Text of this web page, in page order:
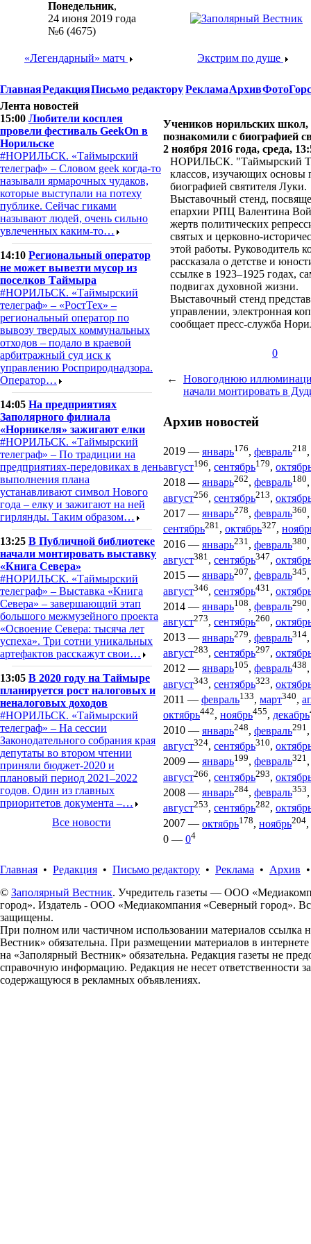
Понедельник,
24 июня 2019 года
№6 (4675)
«Легендарный» матч Экстрим по душе
ГлавнаяРедакцияПисьмо редакторуРекламаАрхивФото
Лента новостей
15:00 Любители косплея
провели фестиваль GeekOn в
Норильске
#НОРИЛЬСК. «Таймырский
телеграф» – Словом geek когда-то
называли ярмарочных чудаков,
которые выступали на потеху
публике. Сейчас гиками
называют людей, очень сильно
увлеченных каким-то…
14:10 Региональный оператор
не может вывезти мусор из
поселков Таймыра
#НОРИЛЬСК. «Таймырский
телеграф» – «РостТех» –
региональный оператор по
вывозу твердых коммунальных
отходов – подало в краевой
арбитражный суд иск к
управлению Росприроднадзора.
Оператор…
14:05 На предприятиях
Заполярного филиала
«Норникеля» зажигают елки
#НОРИЛЬСК. «Таймырский
телеграф» – По традиции на
предприятиях-передовиках в день
выполнения плана
устанавливают символ Нового
года – елку и зажигают на ней
гирлянды. Таким образом…
13:25 В Публичной библиотеке
начали монтировать выставку
«Книга Севера»
#НОРИЛЬСК. «Таймырский
телеграф» – Выставка «Книга
Севера» – завершающий этап
большого межмузейного проекта
«Освоение Севера: тысяча лет
успеха». Три сотни уникальных
артефактов расскажут свои…
13:05 В 2020 году на Таймыре
планируется рост налоговых и
неналоговых доходов
#НОРИЛЬСК. «Таймырский
телеграф» – На сессии
Законодательного собрания края
депутаты во втором чтении
приняли бюджет-2020 и
плановый период 2021–2022
годов. Один из главных
приоритетов документа –…
Все новости
Учеников норильских
познакомили с биографией
2 ноября 2016 года, среда,
НОРИЛЬСК. "Таймырский
классов, изучающих основы
биографией святителя Луки.
Выставочный стенд,
епархии РПЦ Валентина
жертв политических
святых и церковно-
этой работы. Руководитель
рассказала о детстве и
ссылке в 1923–1925 годах,
подвигах духовной жизни.
Выставочный стенд
управлении, электронная
сообщает пресс-служба
0
←
Новогоднюю
начали монтировать в
Архив новостей
2019 — январь176, февраль218
август196, сентябрь179,
2018 — январь262, февраль180
август256, сентябрь213,
2017 — январь278, февраль360
сентябрь281, октябрь327,
2016 — январь231 , февраль380
август381 , сентябрь347,
2015 — январь207, февраль345
август346, сентябрь431 ,
2014 — январь108, февраль290
август273, сентябрь260,
2013 — январь279, февраль314
август283, сентябрь297,
2012 — январь105, февраль438
август343, сентябрь323,
2011 — февраль133, март340,
октябрь442, ноябрь455, декабрь
2010 — январь248, февраль291
август324, сентябрь310,
2009 — январь199, февраль321
август266, сентябрь293,
2008 — январь284, февраль353
август253, сентябрь282,
2007 — октябрь178, ноябрь204,
0 — 04
Главная • Редакция • Письмо редактору • Реклама • Архив
© Заполярный Вестник. Учредитель газеты — ООО
город». Издатель - ООО «Медиакомпания «Северный город».
защищены.
При полном или частичном использовании материалов ссылка
Вестник» обязательна. При размещении материалов в
на «Заполярный Вестник» обязательна. Редакция газеты не
справочную информацию. Редакция не несет ответственности
содержащуюся в рекламных объявлениях.